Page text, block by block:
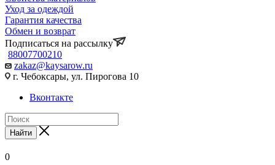
Уход за одеждой
Гарантия качества
Обмен и возврат
Подписаться на рассылку
88007700210
zakaz@kaysarow.ru
г. Чебоксары, ул. Пирогова 10
Вконтакте
Найти
0